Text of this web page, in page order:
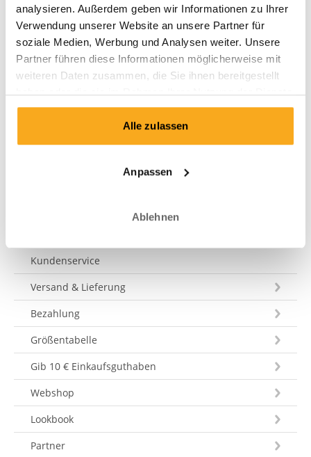
analysieren. Außerdem geben wir Informationen zu Ihrer
Verwendung unserer Website an unsere Partner für
soziale Medien, Werbung und Analysen weiter. Unsere
Partner führen diese Informationen möglicherweise mit
weiteren Daten zusammen, die Sie ihnen bereitgestellt
haben oder die sie im Rahmen Ihrer Nutzung der Dienste
gesammelt haben.
Alle zulassen
Anpassen
Ablehnen
Nimm Kontakt auf
Wir sind rund um die Uhr für Sie da! Nutzen Sie unseren
Chatbot, um schnell eine Antwort zu erhalten. Klicken
Sie auf „Kontakt aufnehmen“, wählen Sie Ihre Art der
Mitgliedschaft aus und stellen Sie Ihre Frage. Sie
erreichen uns auch unter hello-de@onthatass.com. Wir
bemühen uns, Ihre Frage innerhalb von 3 Werktagen zu
beantworten. Tel: +31 73 303 41 75 (Mo–Fr, 09:00–12:00).
Eine Nachricht schicken
Kundenservice
Versand & Lieferung
Bezahlung
Größentabelle
Gib 10 € Einkaufsguthaben
Webshop
Lookbook
Partner